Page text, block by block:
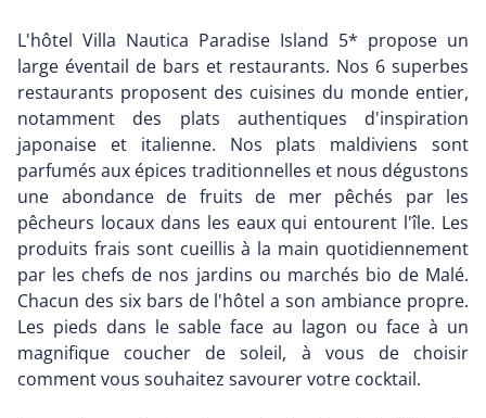
L'hôtel Villa Nautica Paradise Island 5* propose un
large éventail de bars et restaurants. Nos 6 superbes
restaurants proposent des cuisines du monde entier,
notamment des plats authentiques d'inspiration
japonaise et italienne. Nos plats maldiviens sont
parfumés aux épices traditionnelles et nous dégustons
une abondance de fruits de mer pêchés par les
pêcheurs locaux dans les eaux qui entourent l'île. Les
produits frais sont cueillis à la main quotidiennement
par les chefs de nos jardins ou marchés bio de Malé.
Chacun des six bars de l'hôtel a son ambiance propre.
Les pieds dans le sable face au lagon ou face à un
magnifique coucher de soleil, à vous de choisir
comment vous souhaitez savourer votre cocktail.